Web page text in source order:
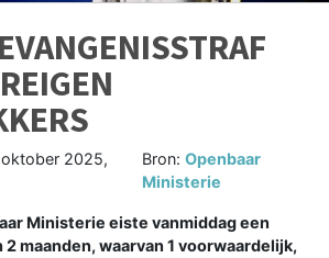
2025,
Bron:Openbaar
Ministerie
Ministerie eiste vanmiddag een
maanden, waarvan 1 voorwaardelijk,